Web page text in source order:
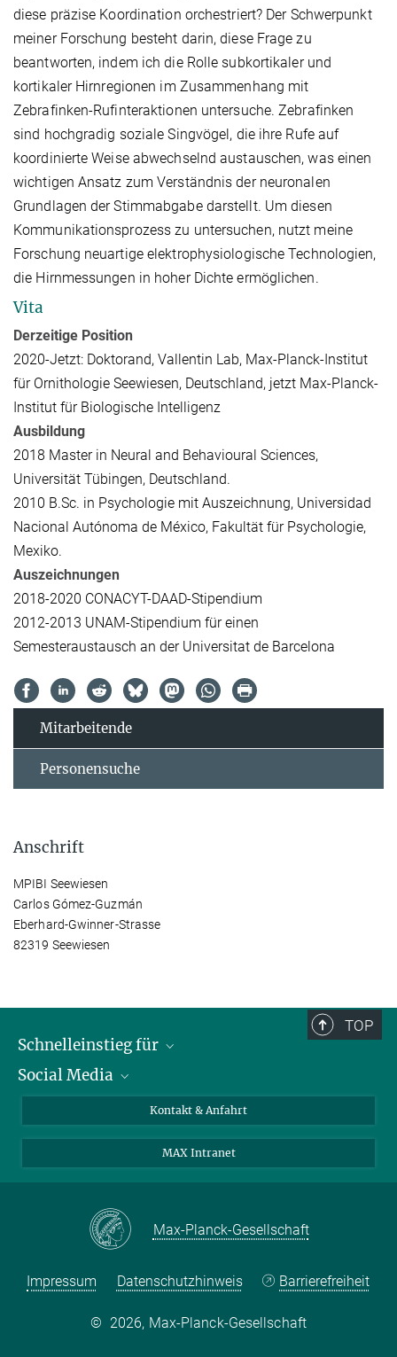
diese präzise Koordination orchestriert? Der Schwerpunkt
meiner Forschung besteht darin, diese Frage zu
beantworten, indem ich die Rolle subkortikaler und
kortikaler Hirnregionen im Zusammenhang mit
Zebrafinken-Rufinteraktionen untersuche. Zebrafinken
sind hochgradig soziale Singvögel, die ihre Rufe auf
koordinierte Weise abwechselnd austauschen, was einen
wichtigen Ansatz zum Verständnis der neuronalen
Grundlagen der Stimmabgabe darstellt. Um diesen
Kommunikationsprozess zu untersuchen, nutzt meine
Forschung neuartige elektrophysiologische Technologien,
die Hirnmessungen in hoher Dichte ermöglichen.
Vita
Derzeitige Position
2020-Jetzt: Doktorand, Vallentin Lab, Max-Planck-Institut
für Ornithologie Seewiesen, Deutschland, jetzt Max-Planck-
Institut für Biologische Intelligenz
Ausbildung
2018 Master in Neural and Behavioural Sciences,
Universität Tübingen, Deutschland.
2010 B.Sc. in Psychologie mit Auszeichnung, Universidad
Nacional Autónoma de México, Fakultät für Psychologie,
Mexiko.
Auszeichnungen
2018-2020 CONACYT-DAAD-Stipendium
2012-2013 UNAM-Stipendium für einen
Semesteraustausch an der Universitat de Barcelona
Mitarbeitende
Personensuche
Anschrift
MPIBI Seewiesen
Carlos Gómez-Guzmán
Eberhard-Gwinner-Strasse
82319 Seewiesen
TOP
Schnelleinstieg für
Journalist*innen
Schüler*innen und Lehrkräfte
Social Media
LinkedIn
Facebook
Kontakt & Anfahrt
MAX Intranet
Max-Planck-Gesellschaft
Impressum Datenschutzhinweis Barrierefreiheit
© 2026, Max-Planck-Gesellschaft